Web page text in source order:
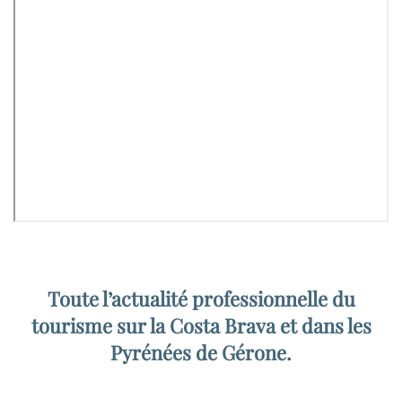
Toute l’actualité professionnelle du
tourisme sur la Costa Brava et dans les
Pyrénées de Gérone.